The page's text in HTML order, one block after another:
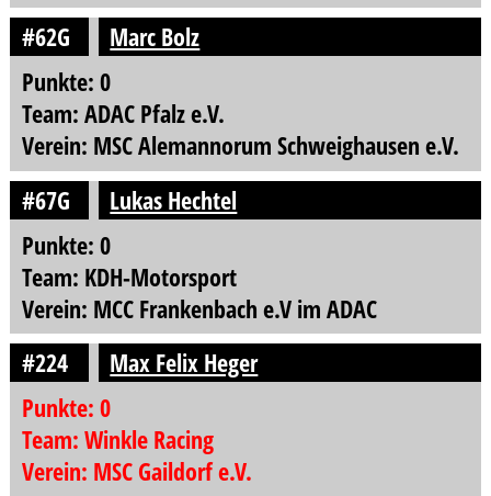
#62G
Marc Bolz
Punkte: 0
Team: ADAC Pfalz e.V.
Verein: MSC Alemannorum Schweighausen e.V.
#67G
Lukas Hechtel
Punkte: 0
Team: KDH-Motorsport
Verein: MCC Frankenbach e.V im ADAC
#224
Max Felix Heger
Punkte: 0
Team: Winkle Racing
Verein: MSC Gaildorf e.V.